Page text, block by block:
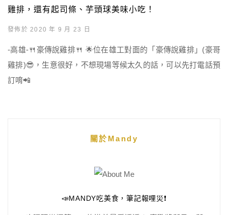
雞排，還有起司條、芋頭球美味小吃！
發佈於 2020 年 9 月 23 日
-高雄-🍴豪傳說雞排🍴 🌟位在雄工對面的「豪傳說雞排」(豪哥
雞排)😎，生意很好，不想現場等候太久的話，可以先打電話預
訂唷📲
關於Mandy
📣MANDY吃美食，筆記報哩災❗️